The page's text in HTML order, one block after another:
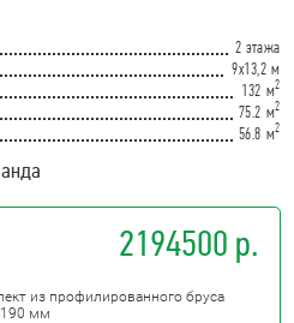
2 этажа
9х13,2 м
132 м2
75.2 м2
56.8 м2
2194500 р.
из профилированного бруса
мм